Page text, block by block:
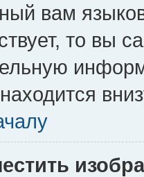
вам
то вы